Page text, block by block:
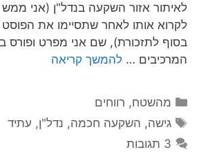
לאיתור אזור השקעה בנדל"ן (אני
לקרוא אותו לאחר שתסיימו את הפוסט
בסוף לתזכורת), שם אני מפרט ופורס
המרכיבים … להמשך קריאה
מהשטח, רווחים
גישה, השקעה חכמה, נדל"ן, עתיד
3 תגובות